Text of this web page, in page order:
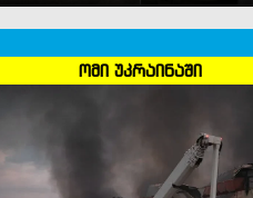
ომი უკრაინაში